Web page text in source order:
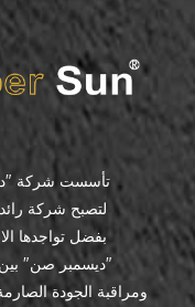
لتصبح شركة
بفضل تواجدها
"ديسمبر صن" بين